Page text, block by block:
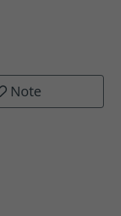
Note